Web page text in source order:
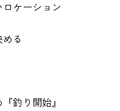
ケーション
る
釣り開始』